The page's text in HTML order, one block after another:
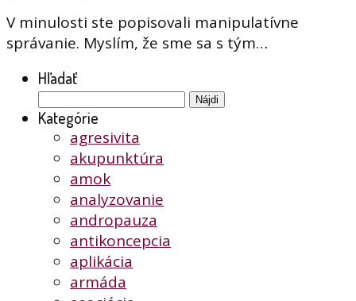
V minulosti ste popisovali manipulatívne
správanie. Myslím, že sme sa s tým…
Hľadať
Hľadať:
Kategórie
agresivita
akupunktúra
amok
analyzovanie
andropauza
antikoncepcia
aplikácia
armáda